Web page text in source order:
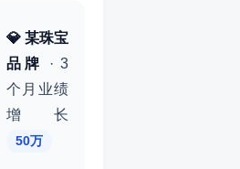
💎 某珠宝
品牌
· 3
个月业绩
增长
50万